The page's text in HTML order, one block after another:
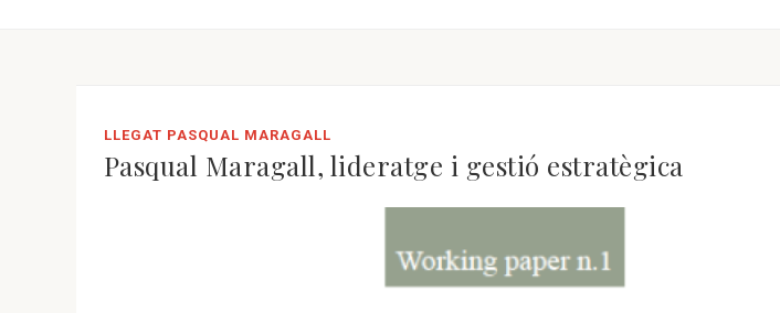
LLEGAT PASQUAL MARAGALL
Pasqual Maragall, lideratge i gestió estratègica